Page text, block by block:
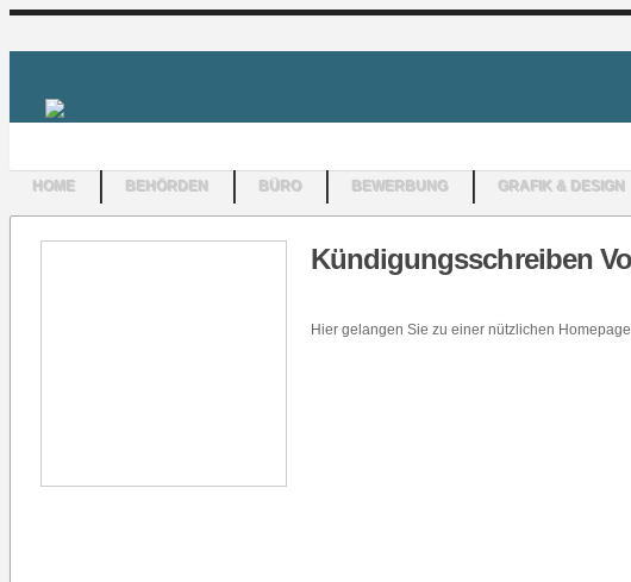
HOME BEHÖRDEN BÜRO BEWERBUNG GRAFIK & DESIGN
Kündigungsschreiben
Hier gelangen Sie zu einer nützlichen